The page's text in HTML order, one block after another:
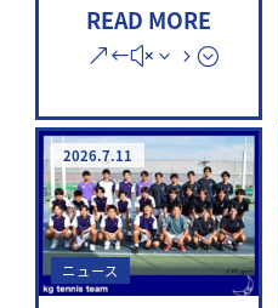
READ MORE
2026.7.11
ニュース